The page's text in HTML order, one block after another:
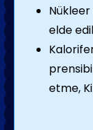
elde
etme,